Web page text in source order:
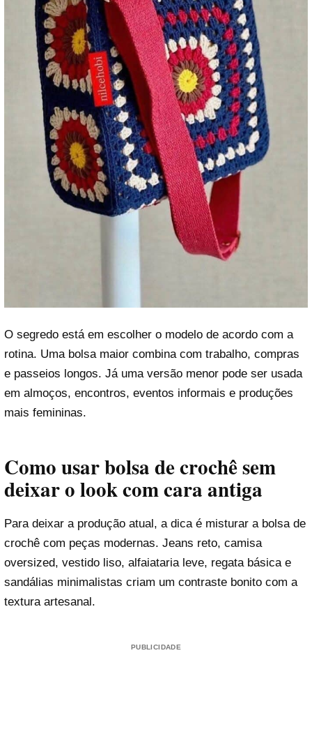
O segredo está em escolher o modelo de acordo com a
rotina. Uma bolsa maior combina com trabalho, compras
e passeios longos. Já uma versão menor pode ser usada
em almoços, encontros, eventos informais e produções
mais femininas.
Como usar bolsa de crochê sem
deixar o look com cara antiga
Para deixar a produção atual, a dica é misturar a bolsa de
crochê com peças modernas. Jeans reto, camisa
oversized, vestido liso, alfaiataria leve, regata básica e
sandálias minimalistas criam um contraste bonito com a
textura artesanal.
PUBLICIDADE